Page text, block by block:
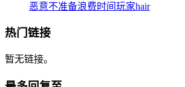
恶意不准备浪费时间玩家hair
热门链接
暂无链接。